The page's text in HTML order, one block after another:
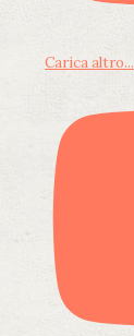
Carica altro...